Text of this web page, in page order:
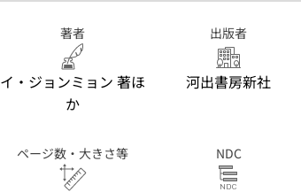
著者
イ・ジョンミョン 著ほ
か
出版者
河出書房新社
ページ数・大きさ等 NDC